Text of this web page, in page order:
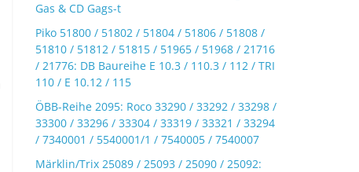
Gas & CD Gags-t
Piko 51800 / 51802 / 51804 / 51806 / 51808 /
51810 / 51812 / 51815 / 51965 / 51968 / 21716
/ 21776: DB Baureihe E 10.3 / 110.3 / 112 / TRI
110 / E 10.12 / 115
ÖBB-Reihe 2095: Roco 33290 / 33292 / 33298 /
33300 / 33296 / 33304 / 33319 / 33321 / 33294
/ 7340001 / 5540001/1 / 7540005 / 7540007
Märklin/Trix 25089 / 25093 / 25090 / 25092: